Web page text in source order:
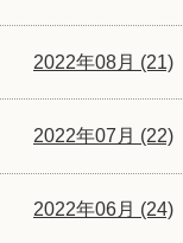
2022年08月 (21)
2022年07月 (22)
2022年06月 (24)